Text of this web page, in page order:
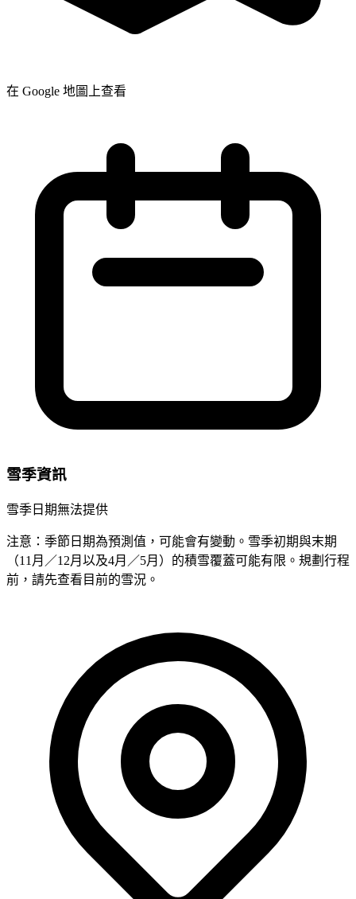
在 Google 地圖上查看
雪季資訊
雪季日期無法提供
注意：季節日期為預測值，可能會有變動。雪季初期與末期
（11月／12月以及4月／5月）的積雪覆蓋可能有限。規劃行程
前，請先查看目前的雪況。